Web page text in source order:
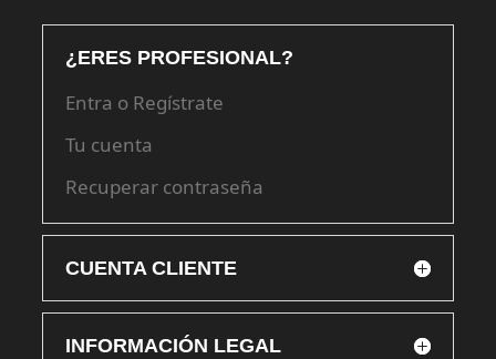
¿ERES PROFESIONAL?
Entra o Regístrate
Tu cuenta
Recuperar contraseña
CUENTA CLIENTE
INFORMACIÓN LEGAL